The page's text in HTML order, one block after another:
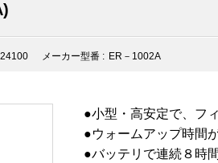
メーカー型番 : ER－1002A
●小型・高安定で、フ
●ウォームアップ時間
●バッテリで連続８時